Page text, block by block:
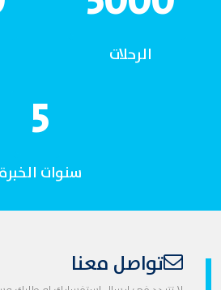
الرحلات
5
سنوات الخبرة
تواصل معنا